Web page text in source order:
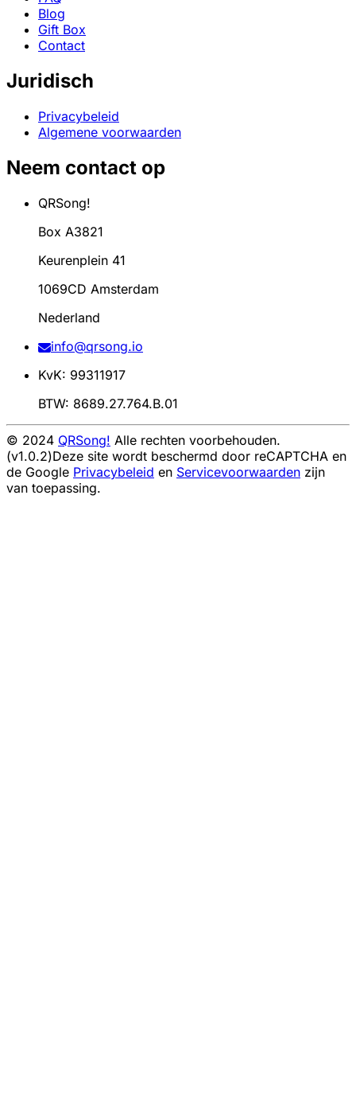
Blog
Gift Box
Contact
Juridisch
Privacybeleid
Algemene voorwaarden
Neem contact op
QRSong!
Box A3821
Keurenplein 41
1069CD Amsterdam
Nederland
info@qrsong.io
KvK: 99311917
BTW: 8689.27.764.B.01
© 2024 QRSong! Alle rechten voorbehouden.
(v1.0.2)Deze site wordt beschermd door reCAPTCHA en
de Google Privacybeleid en Servicevoorwaarden zijn
van toepassing.